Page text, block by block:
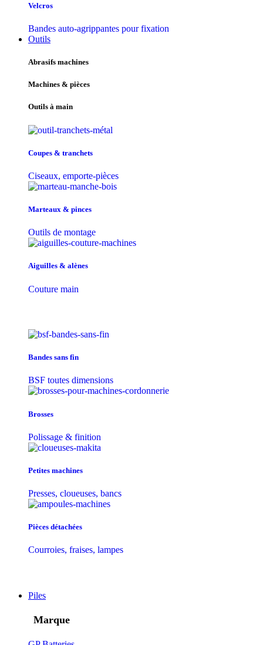
Velcros
Bandes auto-agrippantes pour fixation
Outils
Abrasifs machines
Machines & pièces
Outils à main
Coupes & tranchets
Ciseaux, emporte-pièces
Marteaux & pinces
Outils de montage
Aiguilles & alènes
Couture main
Bandes sans fin
BSF toutes dimensions
Brosses
Polissage & finition
Petites machines
Presses, cloueuses, bancs
Pièces détachées
Courroies, fraises, lampes
Piles
Marque